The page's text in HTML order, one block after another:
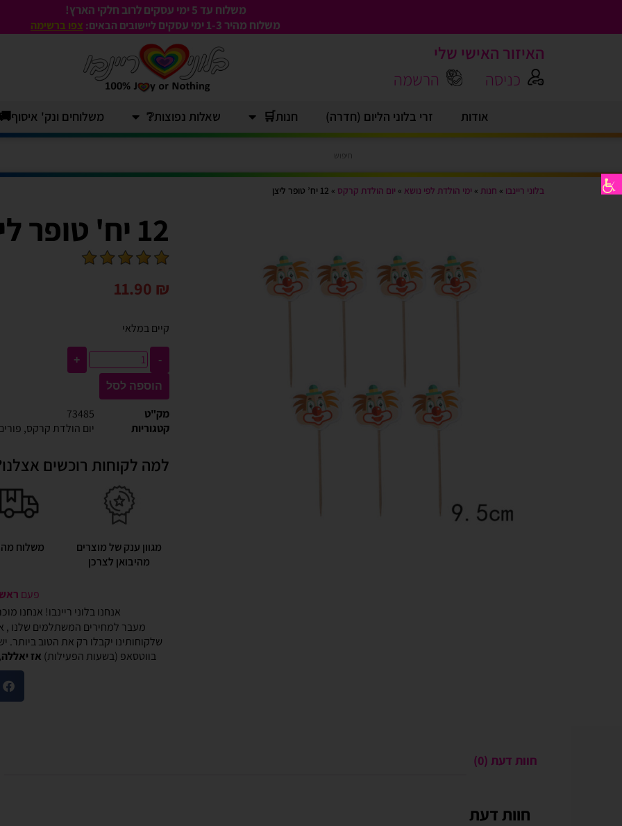
משלוח עד 5 ימי עסקים לרוב חלקי הארץ!
משלוח מהיר 1-3
ימי עסקים ליישובים הבאים: צפו ברשימה
האיזור האישי שלי
כניסה
הרשמה
אודות זרי בלוני הליום (חדרה) חנות🛒 שאלות נפוצות❔ משלוחים ונק' איסוף🚚
בלוני ריינבו » חנות » ימי הולדת לפי נושא » יום הולדת קרקס » 12 יח’ טופר ליצן
12 יח' טופר ליצן
11.90 ₪
קיים במלאי
-
+
הוספה לסל
מק"ט
73485
קטגוריות
יום הולדת קרקס,
למה לקוחות רוכשים
מגוון ענק של מוצרים
מהיבואן לצרכן
משלוח
פעם
אנחנו בלוני ריינבו! אנחנו
מעבר למחירים המשתלמים שלנו ,
שלקוחותינו יקבלו רק את הטוב
בווטסאפ (בשעות הפעילות) אז
חוות דעת (0)
חוות דעת